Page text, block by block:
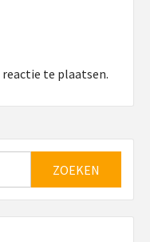
reactie te plaatsen.